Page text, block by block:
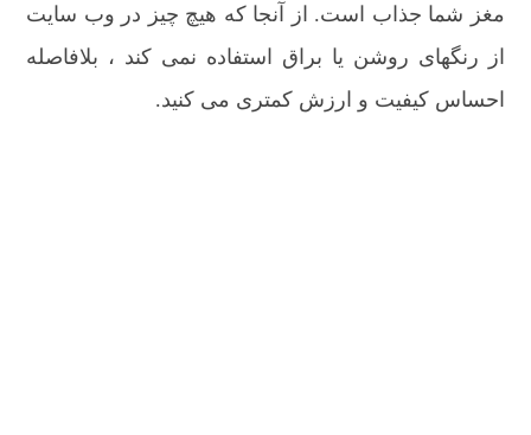
مغز شما جذاب است. از آنجا که هیچ چیز در وب سایت
از رنگهای روشن یا براق استفاده نمی کند ، بلافاصله
احساس کیفیت و ارزش کمتری می کنید.